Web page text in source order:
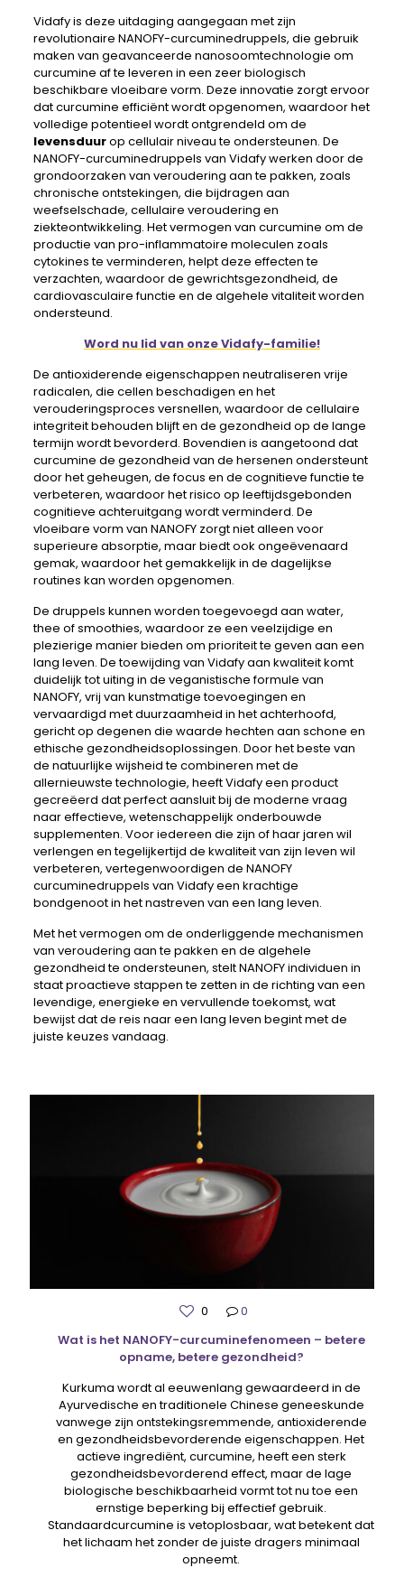
Vidafy is deze uitdaging aangegaan met zijn
revolutionaire NANOFY-curcuminedruppels, die gebruik
maken van geavanceerde nanosoomtechnologie om
curcumine af te leveren in een zeer biologisch
beschikbare vloeibare vorm. Deze innovatie zorgt ervoor
dat curcumine efficiënt wordt opgenomen, waardoor het
volledige potentieel wordt ontgrendeld om de
levensduurop cellulair niveau te ondersteunen. De
NANOFY-curcuminedruppels van Vidafy werken door de
grondoorzaken van veroudering aan te pakken, zoals
chronische ontstekingen, die bijdragen aan
weefselschade, cellulaire veroudering en
ziekteontwikkeling. Het vermogen van curcumine om de
productie van pro-inflammatoire moleculen zoals
cytokines te verminderen, helpt deze effecten te
verzachten, waardoor de gewrichtsgezondheid, de
cardiovasculaire functie en de algehele vitaliteit worden
ondersteund.
Word nu lid van onze Vidafy-familie!
De antioxiderende eigenschappen neutraliseren vrije
radicalen, die cellen beschadigen en het
verouderingsproces versnellen, waardoor de cellulaire
integriteit behouden blijft en de gezondheid op de lange
termijn wordt bevorderd. Bovendien is aangetoond dat
curcumine de gezondheid van de hersenen ondersteunt
door het geheugen, de focus en de cognitieve functie te
verbeteren, waardoor het risico op leeftijdsgebonden
cognitieve achteruitgang wordt verminderd. De
vloeibare vorm van NANOFY zorgt niet alleen voor
superieure absorptie, maar biedt ook ongeëvenaard
gemak, waardoor het gemakkelijk in de dagelijkse
routines kan worden opgenomen.
De druppels kunnen worden toegevoegd aan water,
thee of smoothies, waardoor ze een veelzijdige en
plezierige manier bieden om prioriteit te geven aan een
lang leven. De toewijding van Vidafy aan kwaliteit komt
duidelijk tot uiting in de veganistische formule van
NANOFY, vrij van kunstmatige toevoegingen en
vervaardigd met duurzaamheid in het achterhoofd,
gericht op degenen die waarde hechten aan schone en
ethische gezondheidsoplossingen. Door het beste van
de natuurlijke wijsheid te combineren met de
allernieuwste technologie, heeft Vidafy een product
gecreëerd dat perfect aansluit bij de moderne vraag
naar effectieve, wetenschappelijk onderbouwde
supplementen. Voor iedereen die zijn of haar jaren wil
verlengen en tegelijkertijd de kwaliteit van zijn leven wil
verbeteren, vertegenwoordigen de NANOFY
curcuminedruppels van Vidafy een krachtige
bondgenoot in het nastreven van een lang leven.
Met het vermogen om de onderliggende mechanismen
van veroudering aan te pakken en de algehele
gezondheid te ondersteunen, stelt NANOFY individuen in
staat proactieve stappen te zetten in de richting van een
levendige, energieke en vervullende toekomst, wat
bewijst dat de reis naar een lang leven begint met de
juiste keuzes vandaag.
0
0
Wat is het NANOFY-curcuminefenomeen – betere
opname, betere gezondheid?
Kurkuma wordt al eeuwenlang gewaardeerd in de
Ayurvedische en traditionele Chinese geneeskunde
vanwege zijn ontstekingsremmende, antioxiderende
en gezondheidsbevorderende eigenschappen. Het
actieve ingrediënt, curcumine, heeft een sterk
gezondheidsbevorderend effect, maar de lage
biologische beschikbaarheid vormt tot nu toe een
ernstige beperking bij effectief gebruik.
Standaardcurcumine is vetoplosbaar, wat betekent dat
het lichaam het zonder de juiste dragers minimaal
opneemt.